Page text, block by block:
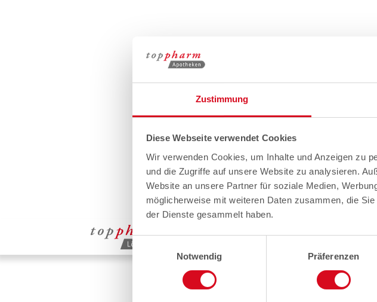
Zustimmung
Diese Webseite verwendet Cookies
Wir verwenden Cookies, um Inhalte und Anzeigen zu
und die Zugriffe auf unsere Website zu analysieren.
Website an unsere Partner für soziale Medien,
möglicherweise mit weiteren Daten zusammen, die
der Dienste gesammelt haben.
Einwilligungsauswahl
Notwendig
Präferenzen